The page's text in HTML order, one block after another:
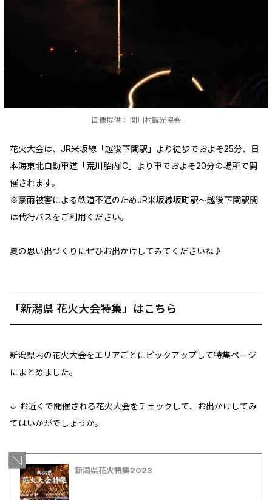
画像提供： 関川村観光協会
花火大会は、JR米坂線「越後下関駅」より徒歩でおよそ25分、日
本海東北自動車道「荒川胎内IC」より車でおよそ20分の場所で開
催されます。
※豪雨被害による鉄道不通のためJR米坂線坂町駅～越後下関駅間
は代行バスをご利用ください。
夏の思い出づくりにぜひお出かけしてみてくださいね♪
「新潟県 花火大会特集」はこちら
新潟県内の花火大会をエリアごとにピックアップして特集ページ
にまとめました。
↓ お近くで開催される花火大会をチェックして、お出かけしてみ
てはいかがでしょうか。
新潟県花火特集2023